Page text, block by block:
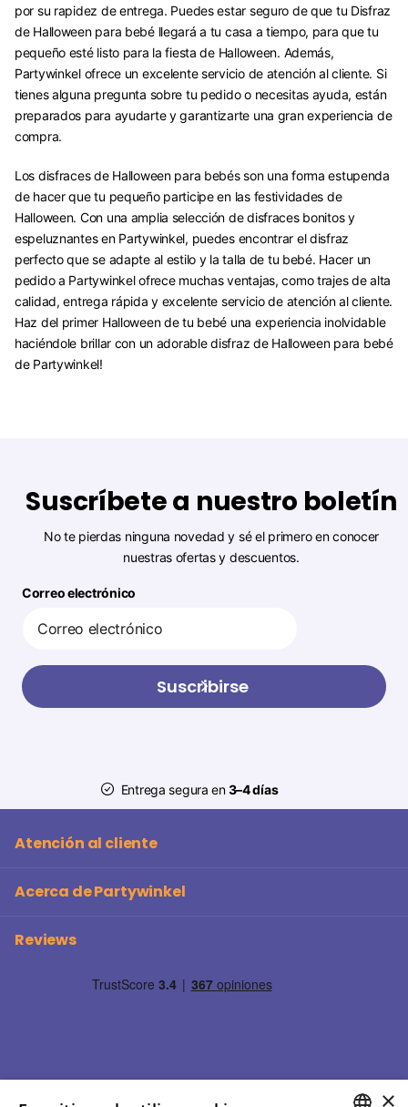
por su rapidez de entrega. Puedes estar seguro de que tu Disfraz
de Halloween para bebé llegará a tu casa a tiempo, para que tu
pequeño esté listo para la fiesta de Halloween. Además,
Partywinkel ofrece un excelente servicio de atención al cliente. Si
tienes alguna pregunta sobre tu pedido o necesitas ayuda, están
preparados para ayudarte y garantizarte una gran experiencia de
compra.
Los disfraces de Halloween para bebés son una forma estupenda
de hacer que tu pequeño participe en las festividades de
Halloween. Con una amplia selección de disfraces bonitos y
espeluznantes en Partywinkel, puedes encontrar el disfraz
perfecto que se adapte al estilo y la talla de tu bebé. Hacer un
pedido a Partywinkel ofrece muchas ventajas, como trajes de alta
calidad, entrega rápida y excelente servicio de atención al cliente.
Haz del primer Halloween de tu bebé una experiencia inolvidable
haciéndole brillar con un adorable disfraz de Halloween para bebé
de Partywinkel!
Suscríbete a nuestro boletín
No te pierdas ninguna novedad y sé el primero en conocer
nuestras ofertas y descuentos.
Correo electrónico
Suscribirse
Entrega segura en3–4 días
Atención al cliente
Acerca de Partywinkel
Reviews
×